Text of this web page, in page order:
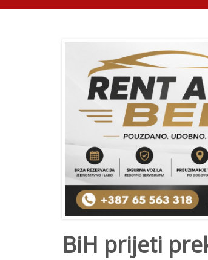
BiH prijeti